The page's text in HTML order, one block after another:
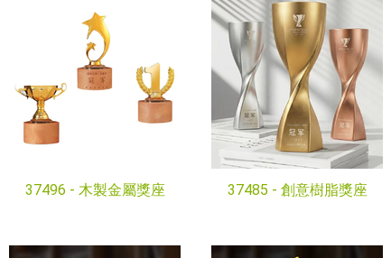
37496 - 木製金屬獎座 37485 - 創意樹脂獎座